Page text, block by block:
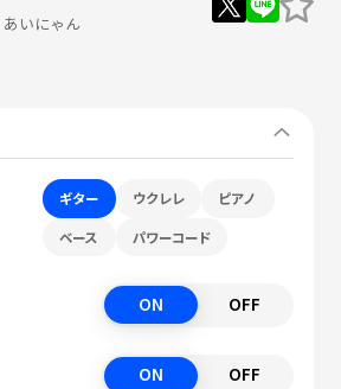
あいにゃん
ギター ウクレレ ピアノ
ベース パワーコード
ON OFF
ON OFF